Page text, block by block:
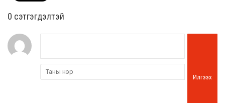
0 cэтгэгдэлтэй
Илгээх